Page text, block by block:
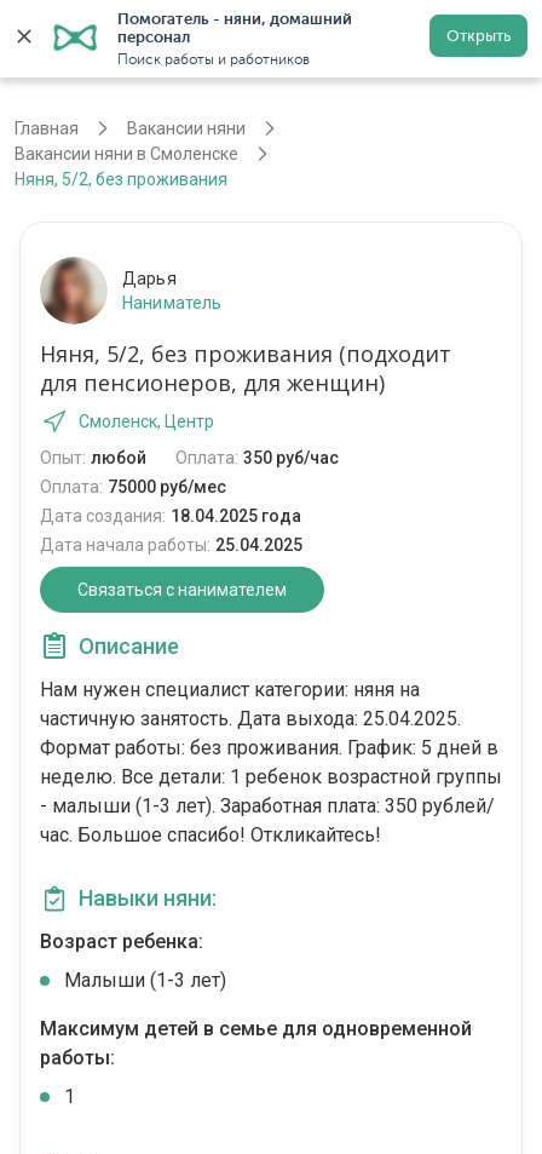
Помогатель - няни, домашний
персонал
Поиск работы и работников
Открыть
Регистрация
Главная
Вакансии няни
Вакансии няни в Смоленске
Няня, 5/2, без проживания
Дарья
Наниматель
Няня, 5/2, без проживания (подходит
для пенсионеров, для женщин)
Смоленск, Центр
Опыт: любой Оплата: 350 руб/час
Оплата: 75000 руб/мес
Дата создания: 18.04.2025 года
Дата начала работы: 25.04.2025
Связаться с нанимателем
Описание
Нам нужен специалист категории: няня на
частичную занятость. Дата выхода: 25.04.2025.
Формат работы: без проживания. График: 5 дней в
неделю. Все детали: 1 ребенок возрастной группы
- малыши (1-3 лет). Заработная плата: 350 рублей/
час. Большое спасибо! Откликайтесь!
Навыки няни:
Возраст ребенка:
Малыши (1-3 лет)
Максимум детей в семье для одновременной
работы:
1